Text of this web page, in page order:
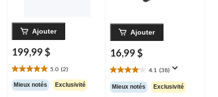
Ajouter
199,99 $
5.0 (2)
5.0
étoile(s)
sur
Mieux notés Exclusivité
Ajouter
16,99 $
4.1 (38)
4.1
étoile(s)
sur
Mieux notés Exclusivité